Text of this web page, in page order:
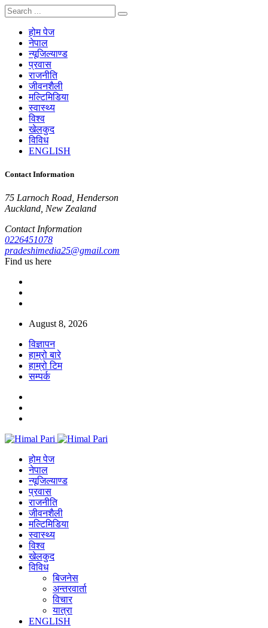
होम पेज
नेपाल
न्यूजिल्याण्ड
प्रवास
राजनीति
जीवनशैली
मल्टिमिडिया
स्वास्थ्य
विश्व
खेलकुद
विविध
ENGLISH
Contact Information
75 Larnoch Road, Henderson
Auckland, New Zealand
Contact Information
0226451078
pradeshimedia25@gmail.com
Find us here
August 8, 2026
विज्ञापन
हाम्रो बारे
हाम्रो टिम
सम्पर्क
होम पेज
नेपाल
न्यूजिल्याण्ड
प्रवास
राजनीति
जीवनशैली
मल्टिमिडिया
स्वास्थ्य
विश्व
खेलकुद
विविध
बिजनेस
अन्तरवार्ता
विचार
यात्रा
ENGLISH